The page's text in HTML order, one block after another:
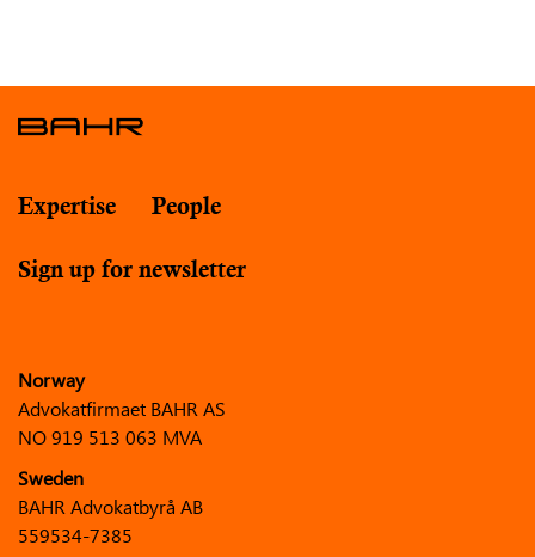
Expertise People
Sign up for newsletter
Norway
Advokatfirmaet BAHR AS
NO 919 513 063 MVA
Sweden
BAHR Advokatbyrå AB
559534-7385